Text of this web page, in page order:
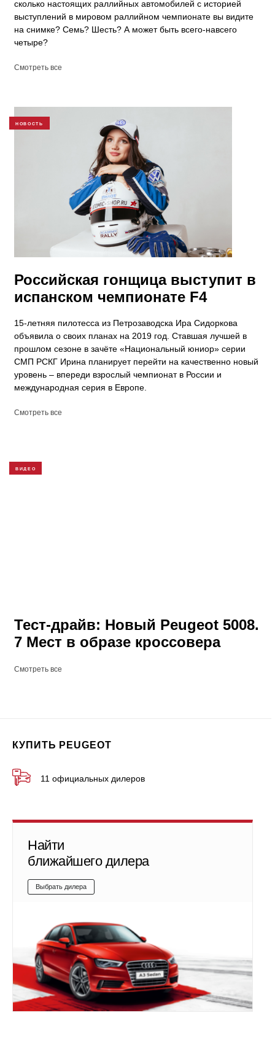
сколько настоящих раллийных автомобилей с историей
выступлений в мировом раллийном чемпионате вы видите
на снимке? Семь? Шесть? А может быть всего-навсего
четыре?
Смотреть все
НОВОСТЬ
Российская гонщица выступит в
испанском чемпионате F4
15-летняя пилотесса из Петрозаводска Ира Сидоркова
объявила о своих планах на 2019 год. Ставшая лучшей в
прошлом сезоне в зачёте «Национальный юниор» серии
СМП РСКГ Ирина планирует перейти на качественно новый
уровень – впереди взрослый чемпионат в России и
международная серия в Европе.
Смотреть все
ВИДЕО
Тест-драйв: Новый Peugeot 5008.
7 Мест в образе кроссовера
Смотреть все
КУПИТЬ PEUGEOT
11 официальных дилеров
Найти
ближайшего дилера
Выбрать дилера